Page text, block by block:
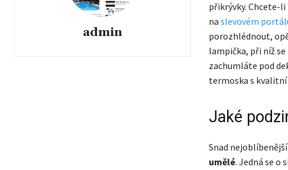
admin
přikrývky. Chcete-
na slevovém
porozhlédnout,
lampička, při níž
zachumláte pod
termoska s
Jaké
Snad
umělé. Jedná se o